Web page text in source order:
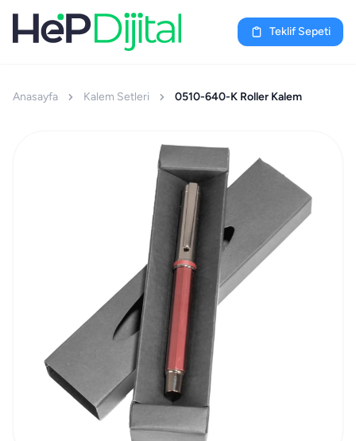
Teklif Sepeti
Anasayfa Kalem Setleri 0510-640-K Roller Kalem